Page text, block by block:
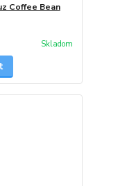
Coffee Bean
Skladom